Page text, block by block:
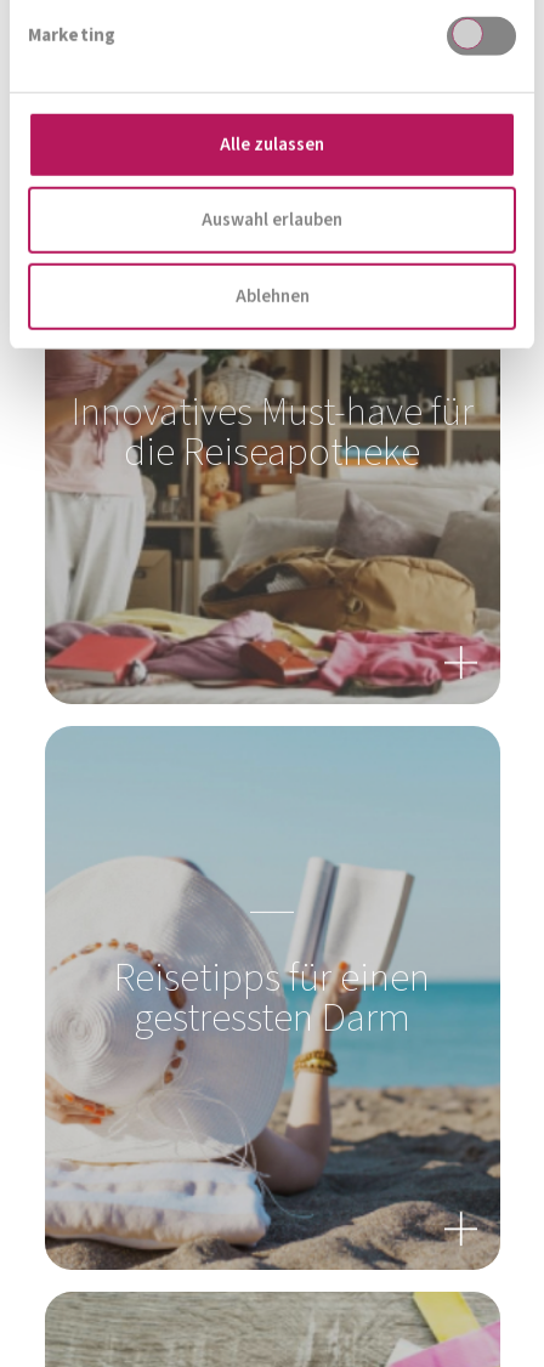
Marketing
Alle zulassen
Auswahl erlauben
Ablehnen
Reisen mit oder ohne
Haustier?
Innovatives Must-have für
die Reiseapotheke
Reisetipps für einen
gestressten Darm